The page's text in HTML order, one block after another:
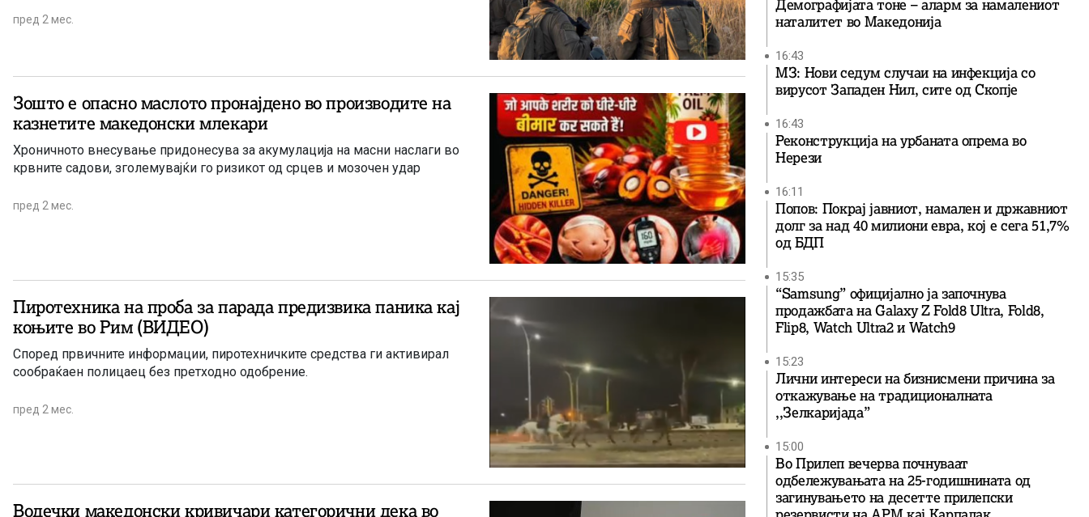
пред 2 мес.
Зошто е опасно маслото пронајдено во производите на
казнетите македонски млекари
Хроничното внесување придонесува за акумулација на масни наслаги во
крвните садови, зголемувајќи го ризикот од срцев и мозочен удар
пред 2 мес.
Пиротехника на проба за парада предизвика паника кај
коњите во Рим (ВИДЕО)
Според првичните информации, пиротехничките средства ги активирал
сообраќаен полицаец без претходно одобрение.
пред 2 мес.
Водечки македонски кривичари категорични дека во
Демографијата тоне – аларм за намалениот
наталитет во Македонија
16:43
МЗ: Нови седум случаи на инфекција со
вирусот Западен Нил, сите од Скопје
16:43
Реконструкција на урбаната опрема во
Нерези
16:11
Попов: Покрај јавниот, намален и државниот
долг за над 40 милиони евра, кој e сега 51,7%
од БДП
15:35
“Samsung” официјално ја започнува
продажбата на Galaxy Z Fold8 Ultra, Fold8,
Flip8, Watch Ultra2 и Watch9
15:23
Лични интереси на бизнисмени причина за
откажување на традиционалната
,,Зелкаријада”
15:00
Во Прилеп вечерва почнуваат
одбележувањата на 25-годишнината од
загинувањето на десетте прилепски